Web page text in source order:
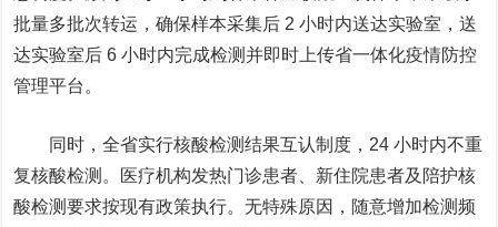
批量多批次转运，确保样本采集后 2 小时内送达实验室，送
达实验室后 6 小时内完成检测并即时上传省一体化疫情防控
管理平台。
同时，全省实行核酸检测结果互认制度，24 小时内不重
复核酸检测。医疗机构发热门诊患者、新住院患者及陪护核
酸检测要求按现有政策执行。无特殊原因，随意增加检测频